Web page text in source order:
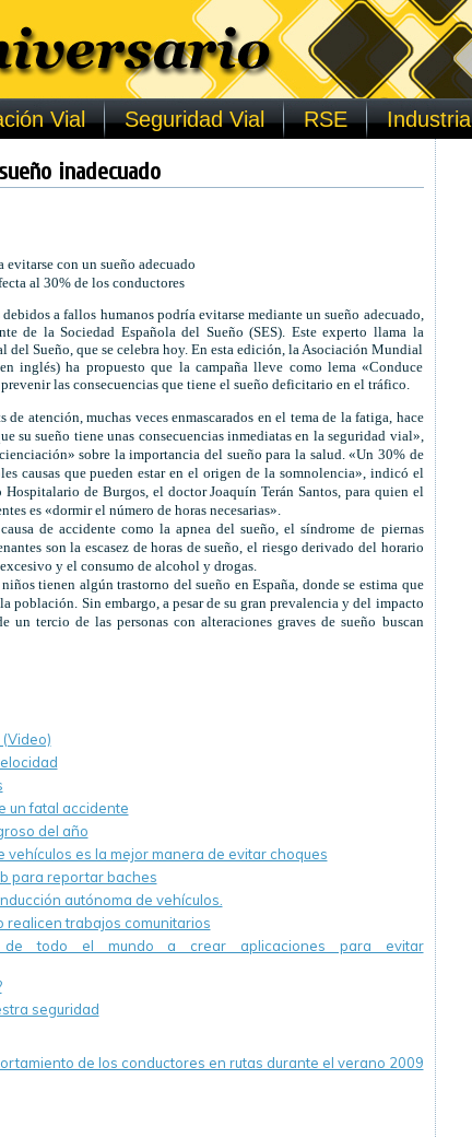
Vial Seguridad Vial RSE Industria
inadecuado
con un sueño adecuado
al 30% de los conductores
debidos a fallos humanos podría evitarse mediante un sueño adecuado,
de la Sociedad Española del Sueño (SES). Este experto llama la
Sueño, que se celebra hoy. En esta edición, la Asociación Mundial
inglés) ha propuesto que la campaña lleve como lema «Conduce
las consecuencias que tiene el sueño deficitario en el tráfico.
atención, muchas veces enmascarados en el tema de la fatiga, hace
su sueño tiene unas consecuencias inmediatas en la seguridad vial»,
sobre la importancia del sueño para la salud. «Un 30% de
causas que pueden estar en el origen de la somnolencia», indicó el
de Burgos, el doctor Joaquín Terán Santos, para quien el
es «dormir el número de horas necesarias».
de accidente como la apnea del sueño, el síndrome de piernas
son la escasez de horas de sueño, el riesgo derivado del horario
y el consumo de alcohol y drogas.
tienen algún trastorno del sueño en España, donde se estima que
población. Sin embargo, a pesar de su gran prevalencia y del impacto
un tercio de las personas con alteraciones graves de sueño buscan
un fatal accidente
del año
es la mejor manera de evitar choques
para reportar baches
autónoma de vehículos.
realicen trabajos comunitarios
de todo el mundo a crear aplicaciones para evitar
seguridad
de los conductores en rutas durante el verano 2009